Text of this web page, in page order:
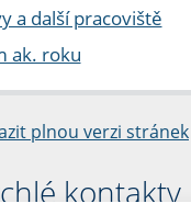
a další pracoviště
ak. roku
plnou verzi stránek
kontakty